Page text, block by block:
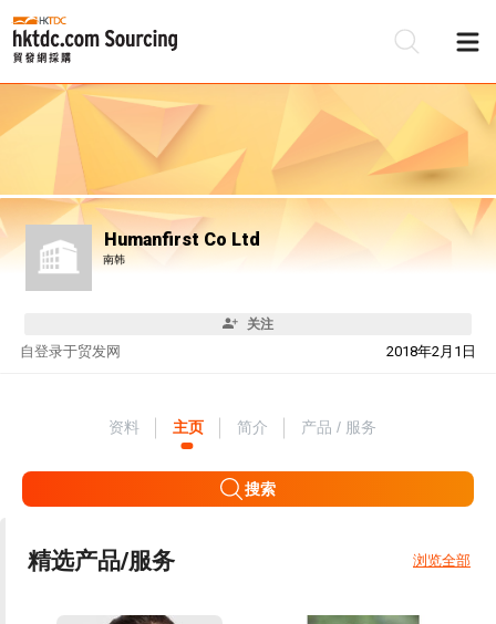
Humanfirst Co Ltd
南韩
关注
自 2018年2月1日
登录于贸发网
资料 主页 简介 产品 / 服务
搜索
精选产品/服务 浏览全部